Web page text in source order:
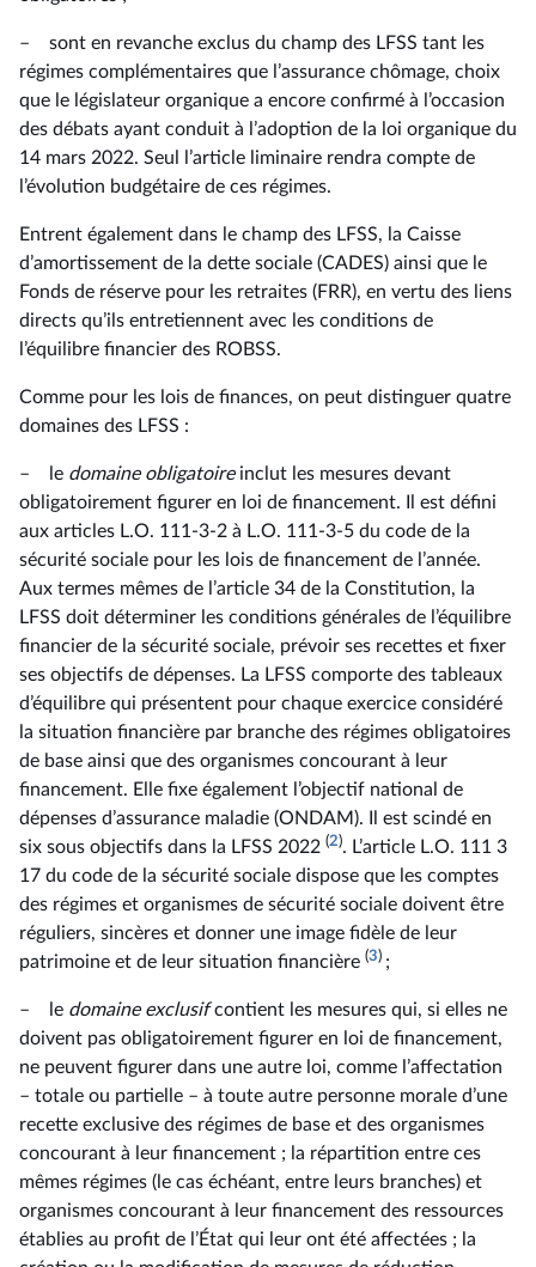
– sont en revanche exclus du champ des LFSS tant les
régimes complémentaires que l’assurance chômage, choix
que le législateur organique a encore confirmé à l’occasion
des débats ayant conduit à l’adoption de la loi organique du
14 mars 2022. Seul l’article liminaire rendra compte de
l’évolution budgétaire de ces régimes.
Entrent également dans le champ des LFSS, la Caisse
d’amortissement de la dette sociale (CADES) ainsi que le
Fonds de réserve pour les retraites (FRR), en vertu des liens
directs qu’ils entretiennent avec les conditions de
l’équilibre financier des ROBSS.
Comme pour les lois de finances, on peut distinguer quatre
domaines des LFSS :
– le domaine obligatoireinclut les mesures devant
obligatoirement figurer en loi de financement. Il est défini
aux articles L.O. 111-3-2 à L.O. 111-3-5 du code de la
sécurité sociale pour les lois de financement de l’année.
Aux termes mêmes de l’article 34 de la Constitution, la
LFSS doit déterminer les conditions générales de l’équilibre
financier de la sécurité sociale, prévoir ses recettes et fixer
ses objectifs de dépenses. La LFSS comporte des tableaux
d’équilibre qui présentent pour chaque exercice considéré
la situation financière par branche des régimes obligatoires
de base ainsi que des organismes concourant à leur
financement. Elle fixe également l’objectif national de
dépenses d’assurance maladie (ONDAM). Il est scindé en
six sous objectifs dans la LFSS 2022 (2). L’article L.O. 111 3
17 du code de la sécurité sociale dispose que les comptes
des régimes et organismes de sécurité sociale doivent être
réguliers, sincères et donner une image fidèle de leur
patrimoine et de leur situation financière (3) ;
– le domaine exclusifcontient les mesures qui, si elles ne
doivent pas obligatoirement figurer en loi de financement,
ne peuvent figurer dans une autre loi, comme l’affectation
– totale ou partielle – à toute autre personne morale d’une
recette exclusive des régimes de base et des organismes
concourant à leur financement ; la répartition entre ces
mêmes régimes (le cas échéant, entre leurs branches) et
organismes concourant à leur financement des ressources
établies au profit de l’État qui leur ont été affectées ; la